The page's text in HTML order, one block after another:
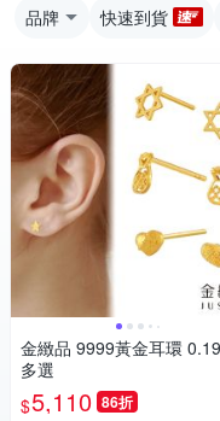
品牌 快速到貨
金緻品 9999黃金耳環
多選
$5,110 86折